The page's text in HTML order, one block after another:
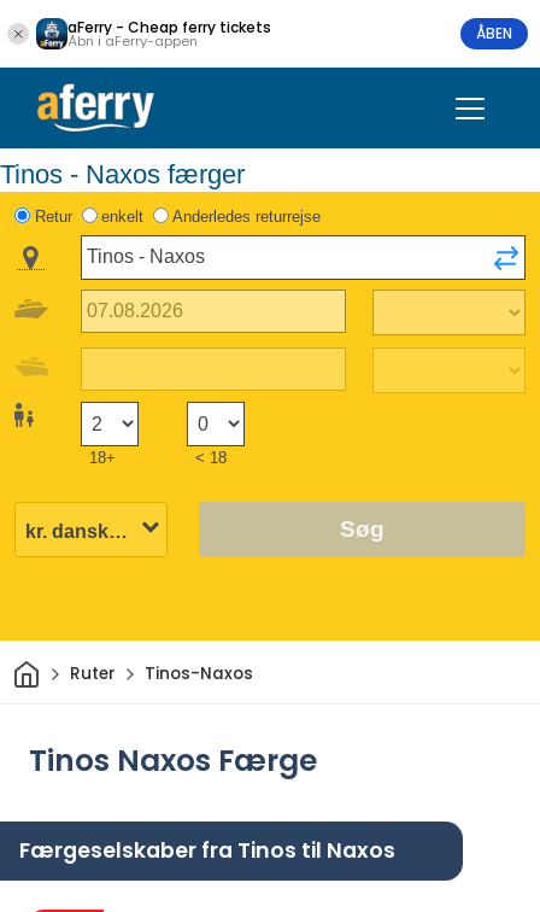
aFerry - Cheap ferry tickets
Åbn i aFerry-appen ÅBEN
Tinos - Naxos færger
Retur enkelt Anderledes returrejse
18+ < 18
Søg
HjemRuter Tinos-Naxos
Tinos Naxos Færge
Færgeselskaber fra Tinos til Naxos